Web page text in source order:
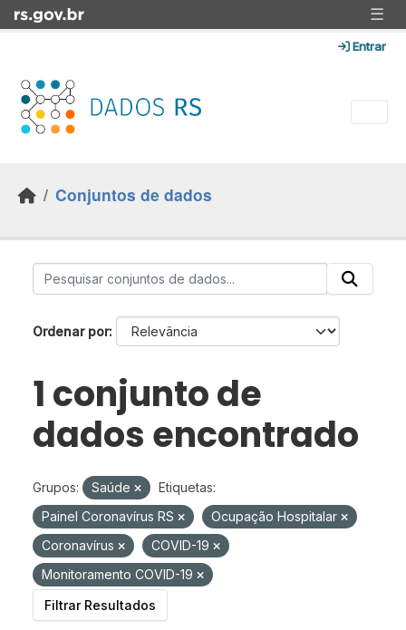
Skip to main content ☰
Entrar
Conjuntos de dados
Ordenar por
1 conjunto de
dados encontrado
Grupos: Saúde
Etiquetas:
Painel Coronavírus RS
Ocupação Hospitalar
Coronavírus
COVID-19
Monitoramento COVID-19
Filtrar Resultados